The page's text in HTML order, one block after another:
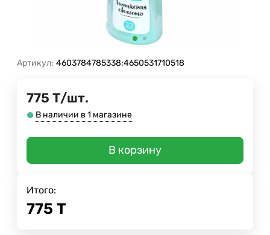
Артикул: 4603784785338;4650531710518
775 Т/шт.
В наличии в 1 магазине
В корзину
Итого:
775 Т